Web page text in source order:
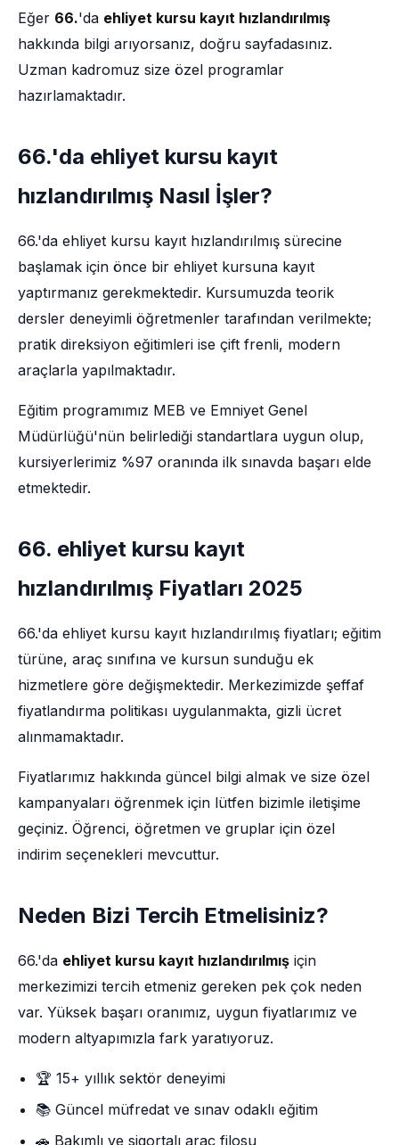
Eğer 66.'da ehliyet kursu kayıt hızlandırılmış
hakkında bilgi arıyorsanız, doğru sayfadasınız.
Uzman kadromuz size özel programlar
hazırlamaktadır.
66.'da ehliyet kursu kayıt
hızlandırılmış Nasıl İşler?
66.'da ehliyet kursu kayıt hızlandırılmış sürecine
başlamak için önce bir ehliyet kursuna kayıt
yaptırmanız gerekmektedir. Kursumuzda teorik
dersler deneyimli öğretmenler tarafından verilmekte;
pratik direksiyon eğitimleri ise çift frenli, modern
araçlarla yapılmaktadır.
Eğitim programımız MEB ve Emniyet Genel
Müdürlüğü'nün belirlediği standartlara uygun olup,
kursiyerlerimiz %97 oranında ilk sınavda başarı elde
etmektedir.
66. ehliyet kursu kayıt
hızlandırılmış Fiyatları 2025
66.'da ehliyet kursu kayıt hızlandırılmış fiyatları; eğitim
türüne, araç sınıfına ve kursun sunduğu ek
hizmetlere göre değişmektedir. Merkezimizde şeffaf
fiyatlandırma politikası uygulanmakta, gizli ücret
alınmamaktadır.
Fiyatlarımız hakkında güncel bilgi almak ve size özel
kampanyaları öğrenmek için lütfen bizimle iletişime
geçiniz. Öğrenci, öğretmen ve gruplar için özel
indirim seçenekleri mevcuttur.
Neden Bizi Tercih Etmelisiniz?
66.'da ehliyet kursu kayıt hızlandırılmış için
merkezimizi tercih etmeniz gereken pek çok neden
var. Yüksek başarı oranımız, uygun fiyatlarımız ve
modern altyapımızla fark yaratıyoruz.
🏆 15+ yıllık sektör deneyimi
📚 Güncel müfredat ve sınav odaklı eğitim
🚗 Bakımlı ve sigortalı araç filosu